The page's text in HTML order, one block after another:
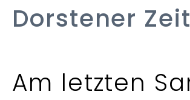
Dorstener
Am letzten